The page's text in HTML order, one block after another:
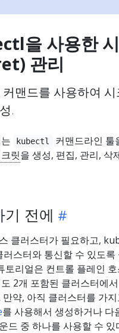
을 사용한
관리
맨드를 사용하여 시
.
kubectl
커맨드라인 툴
릿을 생성, 편집, 관리, 삭
기 전에
클러스터가 필요하고,
러스터와 통신할 수 있도
토리얼은 컨트롤 플레인
2개 포함된 클러스터에
만약, 아직 클러스터를 가
를 사용해서 생성하거나 다
드 중 하나를 사용할 수 있